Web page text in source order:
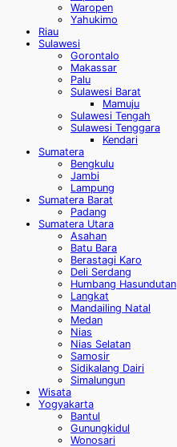
Waropen
Yahukimo
Riau
Sulawesi
Gorontalo
Makassar
Palu
Sulawesi Barat
Mamuju
Sulawesi Tengah
Sulawesi Tenggara
Kendari
Sumatera
Bengkulu
Jambi
Lampung
Sumatera Barat
Padang
Sumatera Utara
Asahan
Batu Bara
Berastagi Karo
Deli Serdang
Humbang Hasundutan
Langkat
Mandailing Natal
Medan
Nias
Nias Selatan
Samosir
Sidikalang Dairi
Simalungun
Wisata
Yogyakarta
Bantul
Gunungkidul
Wonosari